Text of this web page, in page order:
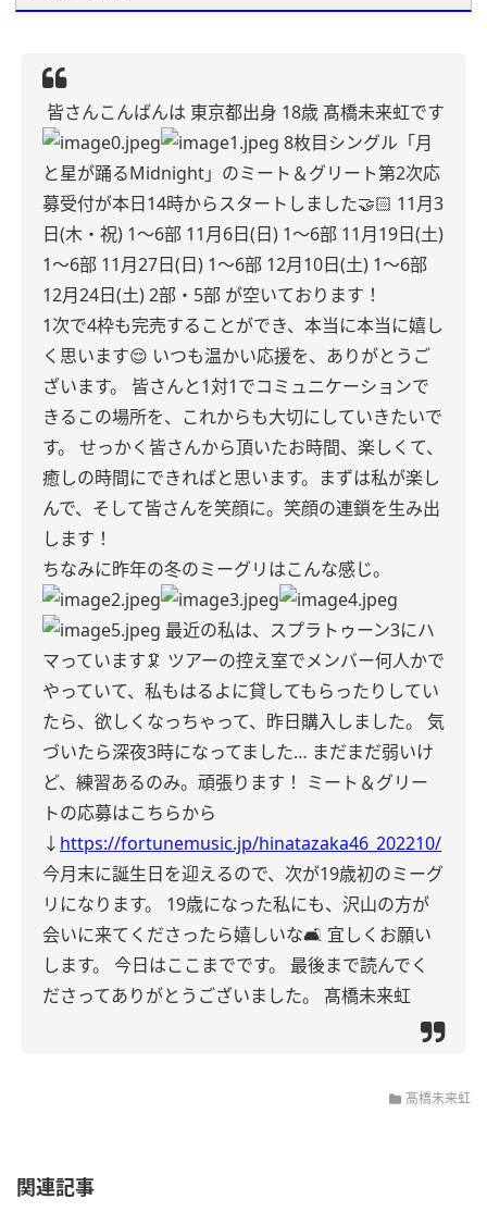
皆さんこんばんは 東京都出身 18歳 髙橋未来虹です
8枚目シングル「月
と星が踊るMidnight」のミート＆グリート第2次応
募受付が本日14時からスタートしました🤝🏻 11月3
日(木・祝) 1〜6部 11月6日(日) 1〜6部 11月19日(土)
1〜6部 11月27日(日) 1〜6部 12月10日(土) 1〜6部
12月24日(土) 2部・5部 が空いております！
1次で4枠も完売することができ、本当に本当に嬉し
く思います😌 いつも温かい応援を、ありがとうご
ざいます。
皆さんと1対1でコミュニケーションで
きるこの場所を、これからも大切にしていきたいで
す。
せっかく皆さんから頂いたお時間、楽しくて、
癒しの時間にできればと思います。まずは私が楽し
んで、そして皆さんを笑顔に。笑顔の連鎖を生み出
します！
ちなみに昨年の冬のミーグリはこんな感じ。
最近の私は、スプラトゥーン3にハ
マっています🦑 ツアーの控え室でメンバー何人かで
やっていて、私もはるよに貸してもらったりしてい
たら、欲しくなっちゃって、昨日購入しました。
気
づいたら深夜3時になってました… まだまだ弱いけ
ど、練習あるのみ。頑張ります！ ミート＆グリー
トの応募はこちらから
↓ https://fortunemusic.jp/hinatazaka46_202210/
今月末に誕生日を迎えるので、次が19歳初のミーグ
リになります。
19歳になった私にも、沢山の方が
会いに来てくださったら嬉しいな🛋 宜しくお願い
します。
今日はここまでです。
最後まで読んでく
ださってありがとうございました。
髙橋未来虹
髙橋未来虹
関連記事